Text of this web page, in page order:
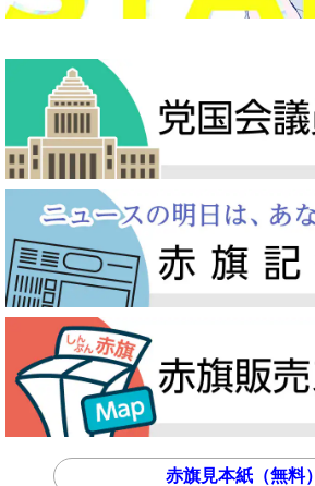
赤旗見本紙（無料）